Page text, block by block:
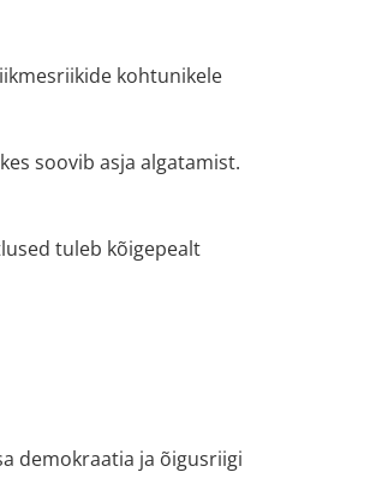
kohtunikele
soovib asja algatamist.
tuleb kõigepealt
demokraatia ja õigusriigi